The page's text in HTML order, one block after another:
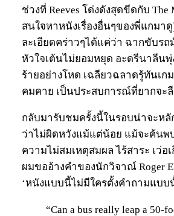
ช่วงที่ Reeves โด่งดังสุดขีดกับ The
สนใจหาหนังเรื่องอื่นๆของพี่แกมา
ละเอียดคร่าวๆได้แค่ว่า ฉากขับรถ
หัวใจเต้นไม่ยอมหยุด อะดรีนาลีน
ร้ายอย่างโหด เฉลียวฉลาดรู้ทันเก
คมคาย เป็นประสบการณ์ที่ยากจะ
กลับมารับชมครั้งนี้ในรอบน่าจะหลั
ว่าไม่ผิดหวังแม้แต่น้อย แม้จะค้นพ
ความไม่สมเหตุสมผล ไร้สาระ เว่อ
ผมขออ้างคำของนักวิจาณ์ Roger
‘หนังแบบนี้ไม่มีใครตั้งคำถามแบบ
“Can a bus really leap a 50-